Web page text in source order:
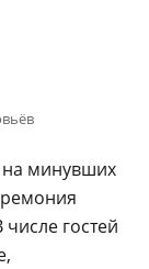
на минувших
гостей